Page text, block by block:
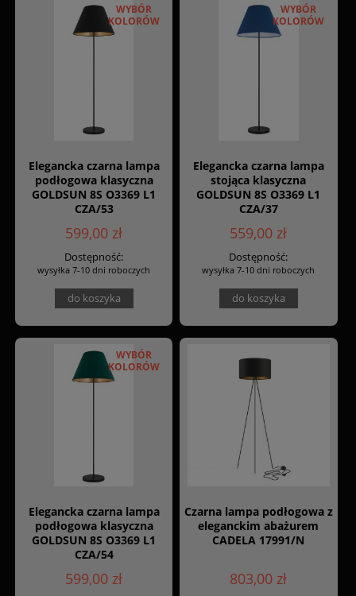
Elegancka czarna lampa
podłogowa klasyczna
GOLDSUN 8S O3369 L1
CZA/53
599,00 zł
Dostępność:
wysyłka 7-10 dni roboczych
do koszyka
WYBÓR
KOLORÓW
Elegancka czarna lampa
stojąca klasyczna
GOLDSUN 8S O3369 L1
CZA/37
559,00 zł
Dostępność:
wysyłka 7-10 dni roboczych
do koszyka
WYBÓR
KOLORÓW
Elegancka czarna lampa
podłogowa klasyczna
GOLDSUN 8S O3369 L1
CZA/54
599,00 zł
WYBÓR
KOLORÓW
Czarna lampa podłogowa z
eleganckim abażurem
CADELA 17991/N
803,00 zł